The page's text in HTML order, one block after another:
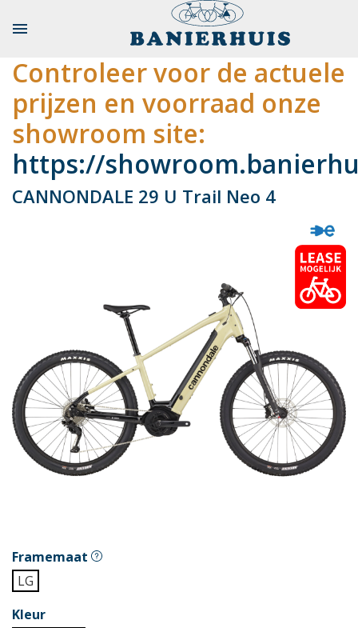

Controleer voor de actuele
prijzen en voorraad onze
showroom site:
https://
CANNONDALE 29 U Trail Neo 4
Framemaat
LG
Kleur